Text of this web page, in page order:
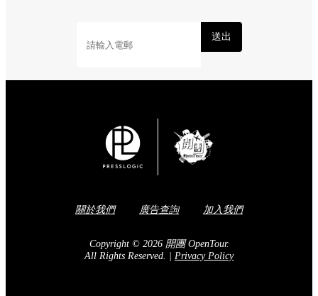
送出
關於我們 廣告查詢 加入我們
Copyright © 2026 開團 OpenTour.
All Rights Reserved.
Privacy Policy